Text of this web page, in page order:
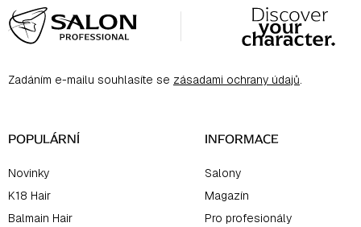
á
p
Zadáním e-mailu souhlasíte se zásadami ochrany údajů.
POPULÁRNÍ
Novinky
K18 Hair
Balmain Hair
INFORMACE
Salony
Magazín
Pro profesionály